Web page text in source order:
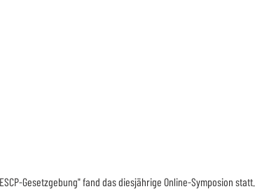
Gesetzgebung" fand das diesjährige Online-Symposion statt.